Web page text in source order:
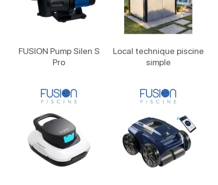
FUSION Pump Silen S
Pro
Local technique piscine
simple